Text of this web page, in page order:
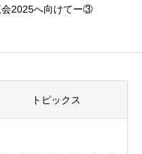
会2025へ向けてー③
トピックス